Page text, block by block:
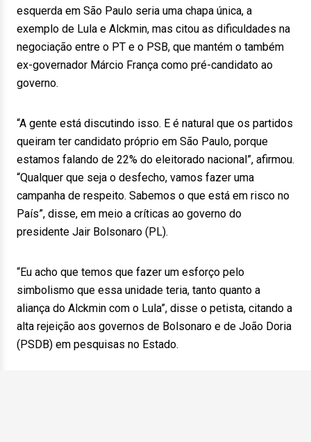
esquerda em São Paulo seria uma chapa única, a
exemplo de Lula e Alckmin, mas citou as dificuldades na
negociação entre o PT e o PSB, que mantém o também
ex-governador Márcio França como pré-candidato ao
governo.
“A gente está discutindo isso. E é natural que os partidos
queiram ter candidato próprio em São Paulo, porque
estamos falando de 22% do eleitorado nacional”, afirmou.
“Qualquer que seja o desfecho, vamos fazer uma
campanha de respeito. Sabemos o que está em risco no
País”, disse, em meio a críticas ao governo do
presidente Jair Bolsonaro (PL).
“Eu acho que temos que fazer um esforço pelo
simbolismo que essa unidade teria, tanto quanto a
aliança do Alckmin com o Lula”, disse o petista, citando a
alta rejeição aos governos de Bolsonaro e de João Doria
(PSDB) em pesquisas no Estado.